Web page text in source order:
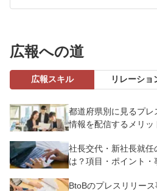
広報への道
広報スキル リレーショ
都道府県別に見るプレ
情報を配信するメリッ
社長交代・新社長就
は？項目・ポイント・
BtoBのプレスリリー